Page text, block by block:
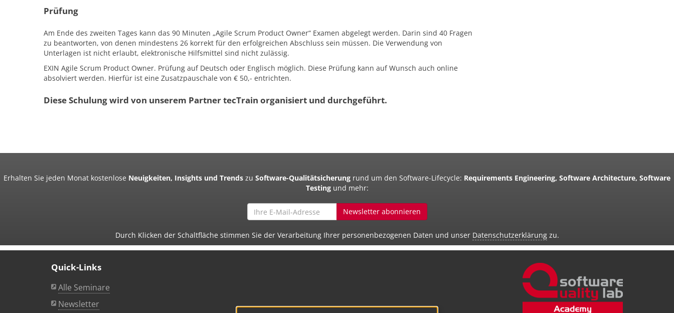
Prüfung
Am Ende des zweiten Tages kann das 90 Minuten „Agile Scrum Product Owner“ Examen abgelegt werden. Darin sind 40 Fragen
zu beantworten, von denen mindestens 26 korrekt für den erfolgreichen Abschluss sein müssen. Die Verwendung von
Unterlagen ist nicht erlaubt, elektronische Hilfsmittel sind nicht zulässig.
EXIN Agile Scrum Product Owner. Prüfung auf Deutsch oder Englisch möglich. Diese Prüfung kann auf Wunsch auch online
absolviert werden. Hierfür ist eine Zusatzpauschale von € 50,- entrichten.
Diese Schulung wird von unserem Partner tecTrain organisiert und durchgeführt.
Erhalten Sie jeden Monat kostenlose Neuigkeiten, Insights und Trends zu Software-Qualitätsicherung rund um den Software-Lifecycle: Requirements Engineering, Software Architecture, Software
Testingund mehr:
Newsletter abonnieren
Durch Klicken der Schaltfläche stimmen Sie der Verarbeitung Ihrer personenbezogenen Daten und unser Datenschutzerklärungzu.
Quick-Links
Alle Seminare
Newsletter